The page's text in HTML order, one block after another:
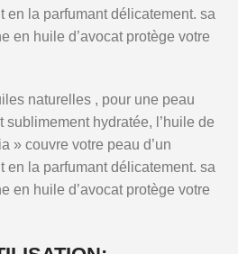
en la parfumant délicatement. sa
en huile d’avocat protège votre
naturelles , pour une peau
sublimement hydratée, l’huile de
» couvre votre peau d’un
en la parfumant délicatement. sa
en huile d’avocat protège votre